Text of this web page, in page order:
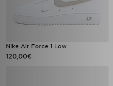
Nike Air Force 1 Low
120,00€